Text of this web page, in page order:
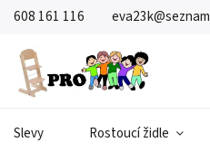
608 161 116
Slevy Rostoucí židle